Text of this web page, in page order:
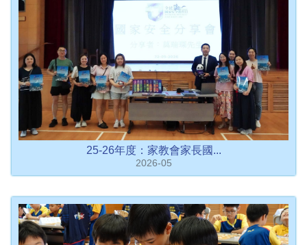
25-26年度：家教會家長國...
2026-05